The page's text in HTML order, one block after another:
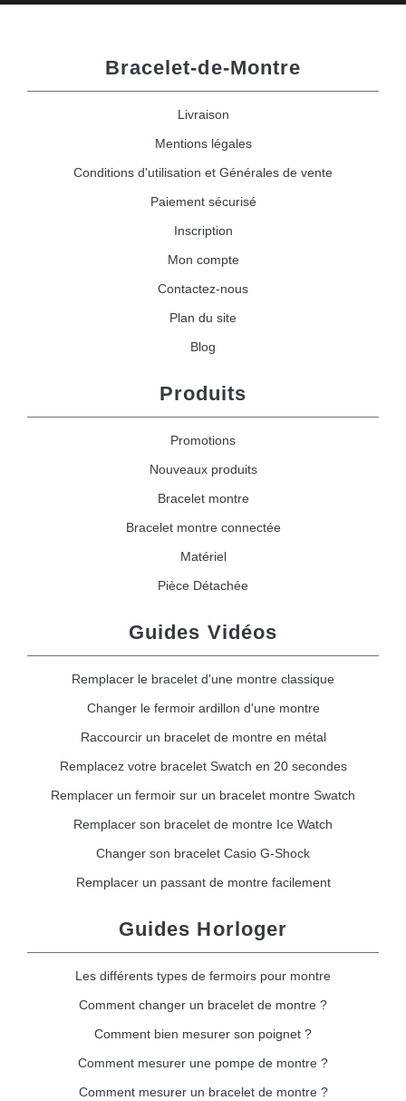
Bracelet-de-Montre
Livraison
Mentions légales
Conditions d'utilisation et Générales de vente
Paiement sécurisé
Inscription
Mon compte
Contactez-nous
Plan du site
Blog
Produits
Promotions
Nouveaux produits
Bracelet montre
Bracelet montre connectée
Matériel
Pièce Détachée
Guides Vidéos
Remplacer le bracelet d'une montre classique
Changer le fermoir ardillon d'une montre
Raccourcir un bracelet de montre en métal
Remplacez votre bracelet Swatch en 20 secondes
Remplacer un fermoir sur un bracelet montre Swatch
Remplacer son bracelet de montre Ice Watch
Changer son bracelet Casio G-Shock
Remplacer un passant de montre facilement
Guides Horloger
Les différents types de fermoirs pour montre
Comment changer un bracelet de montre ?
Comment bien mesurer son poignet ?
Comment mesurer une pompe de montre ?
Comment mesurer un bracelet de montre ?